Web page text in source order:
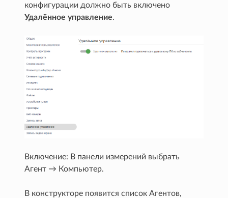
конфигурации должно быть включено
Удалённое управление.
Включение: В панели измерений выбрать
Агент → Компьютер.
В конструкторе появится список Агентов,